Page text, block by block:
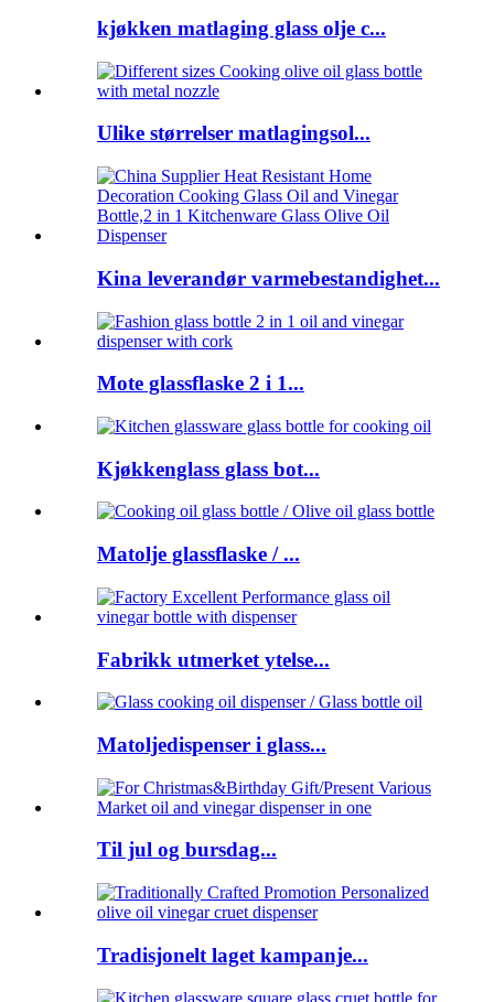
kjøkken matlaging glass olje c...
Ulike størrelser matlagingsol...
Kina leverandør varmebestandighet...
Mote glassflaske 2 i 1...
Kjøkkenglass glass bot...
Matolje glassflaske / ...
Fabrikk utmerket ytelse...
Matoljedispenser i glass...
Til jul og bursdag...
Tradisjonelt laget kampanje...